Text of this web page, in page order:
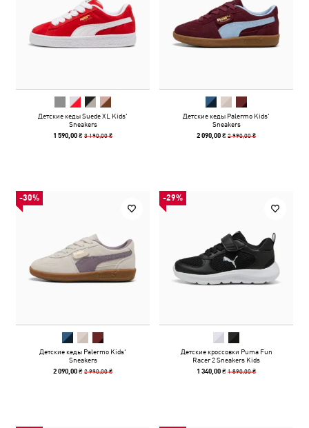
Детские кеды Suede XL Kids'
Sneakers
1 590,00 ₴3 190,00 ₴
Детские кеды Palermo Kids'
Sneakers
2 090,00 ₴2 990,00 ₴
-30%
Детские кеды Palermo Kids'
Sneakers
2 090,00 ₴2 990,00 ₴
-29%
Детские кроссовки Puma Fun
Racer 2 Sneakers Kids
1 340,00 ₴1 890,00 ₴